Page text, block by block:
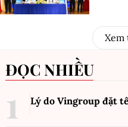
Xem
ĐỌC NHIỀU
Lý do Vingroup đặt